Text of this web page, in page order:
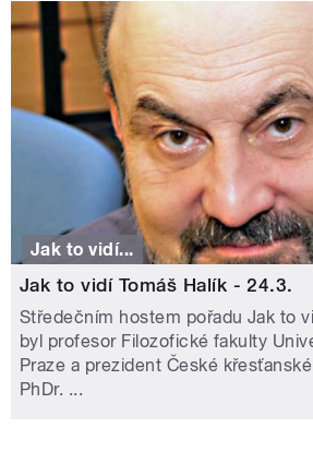
Jak to vidí...
Jak to vidí Tomáš Halík - 24.3.
Středečním hostem pořadu Jak to
byl profesor Filozofické fakulty
Praze a prezident České
PhDr. ...